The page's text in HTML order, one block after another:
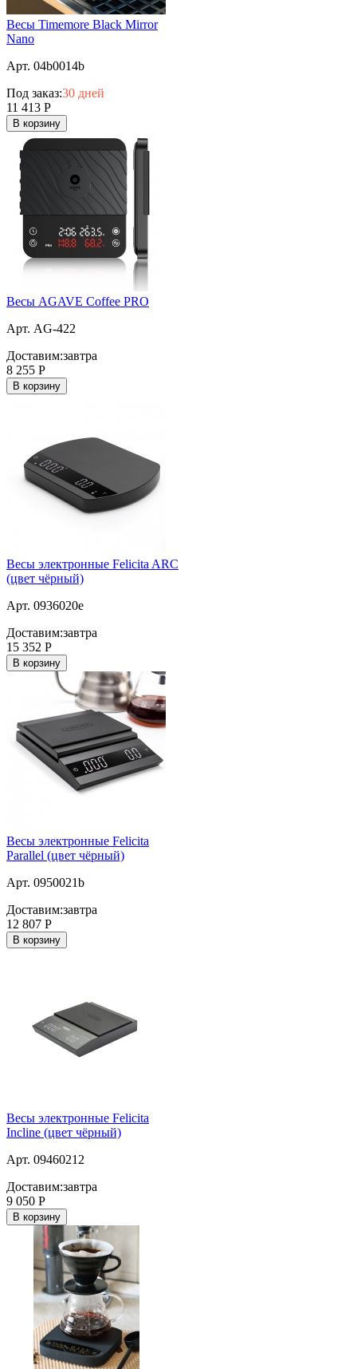
Весы Timemore Black Mirror
Nano
Арт. 04b0014b
Под заказ:30 дней
11 413 Р
В корзину
Весы AGAVE Coffee PRO
Арт. AG-422
Доставим:завтра
8 255 Р
В корзину
Весы электронные Felicita ARC
(цвет чёрный)
Арт. 0936020e
Доставим:завтра
15 352 Р
В корзину
Весы электронные Felicita
Parallel (цвет чёрный)
Арт. 0950021b
Доставим:завтра
12 807 Р
В корзину
Весы электронные Felicita
Incline (цвет чёрный)
Арт. 09460212
Доставим:завтра
9 050 Р
В корзину